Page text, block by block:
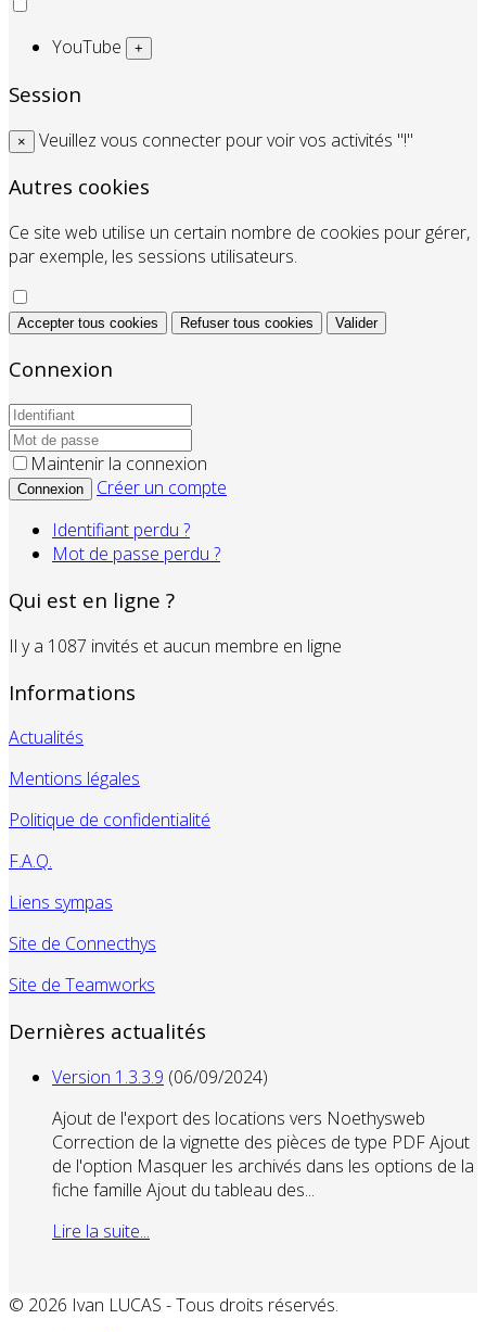
YouTube +
Session
× Veuillez vous connecter pour voir vos activités "!"
Autres cookies
Ce site web utilise un certain nombre de cookies pour gérer,
par exemple, les sessions utilisateurs.
Accepter tous cookies Refuser tous cookies Valider
Connexion
Maintenir la connexion
Connexion
Créer un compte
Identifiant perdu ?
Mot de passe perdu ?
Qui est en ligne ?
Il y a 1087 invités et aucun membre en ligne
Informations
Actualités
Mentions légales
Politique de confidentialité
F.A.Q.
Liens sympas
Site de Connecthys
Site de Teamworks
Dernières actualités
Version 1.3.3.9 (06/09/2024)
Ajout de l'export des locations vers Noethysweb
Correction de la vignette des pièces de type PDF Ajout
de l'option Masquer les archivés dans les options de la
fiche famille Ajout du tableau des...
Lire la suite...
© 2026 Ivan LUCAS - Tous droits réservés.